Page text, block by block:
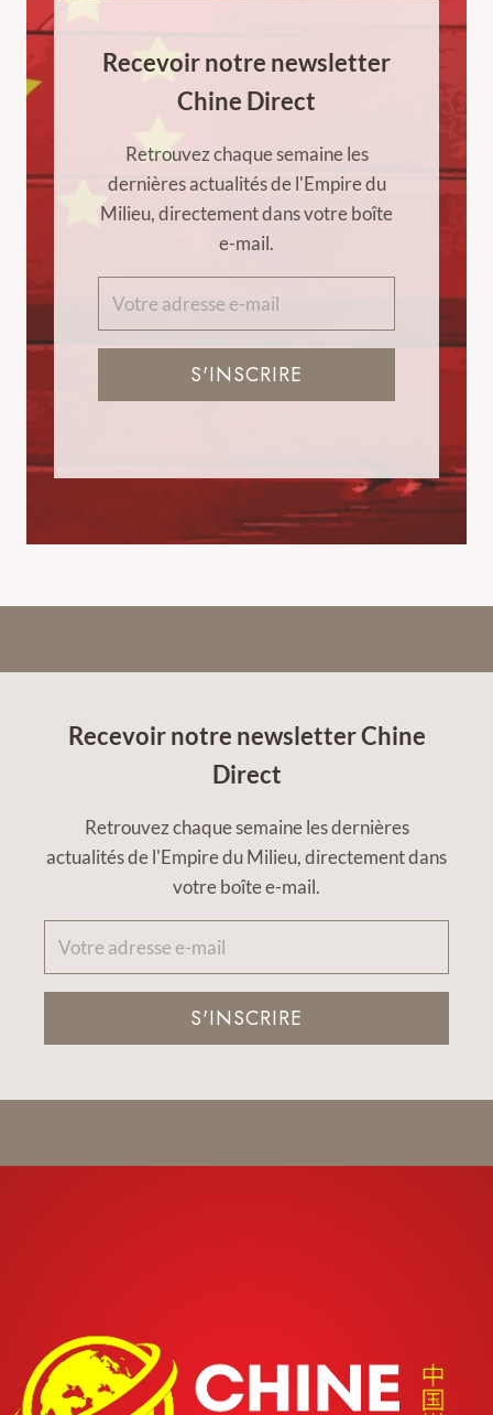
Recevoir notre newsletter
Chine Direct
Retrouvez chaque semaine les
dernières actualités de l'Empire du
Milieu, directement dans votre boîte
e-mail.
S'INSCRIRE
Recevoir notre newsletter Chine
Direct
Retrouvez chaque semaine les dernières
actualités de l'Empire du Milieu, directement dans
votre boîte e-mail.
S'INSCRIRE